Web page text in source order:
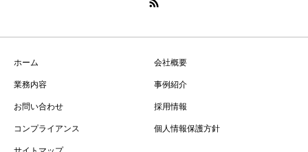
ホーム 会社概要
業務内容 事例紹介
お問い合わせ 採用情報
コンプライアンス 個人情報保護方針